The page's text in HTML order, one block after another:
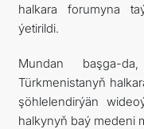
halkara forumyna
ýetirildi.
Mundan başga-
Türkmenistanyň
şöhlelendirýän
halkynyň baý medeni